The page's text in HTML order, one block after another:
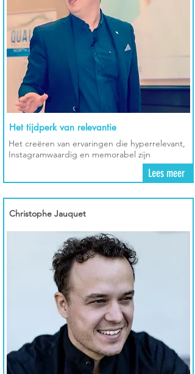
Het tijdperk van relevantie
Het creëren van ervaringen die hyperrelevant,
Instagramwaardig en memorabel zijn
Lees meer
Christophe Jauquet